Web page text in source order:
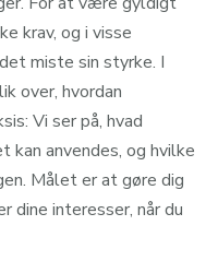
krav, og i visse
miste sin styrke. I
over, hvordan
Vi ser på, hvad
kan anvendes, og hvilke
Målet er at gøre dig
dine interesser, når du